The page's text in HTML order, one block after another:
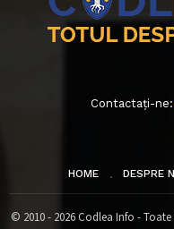
Contactați-ne:
HOME DESPRE
© 2010 - 2026 Codlea Info -